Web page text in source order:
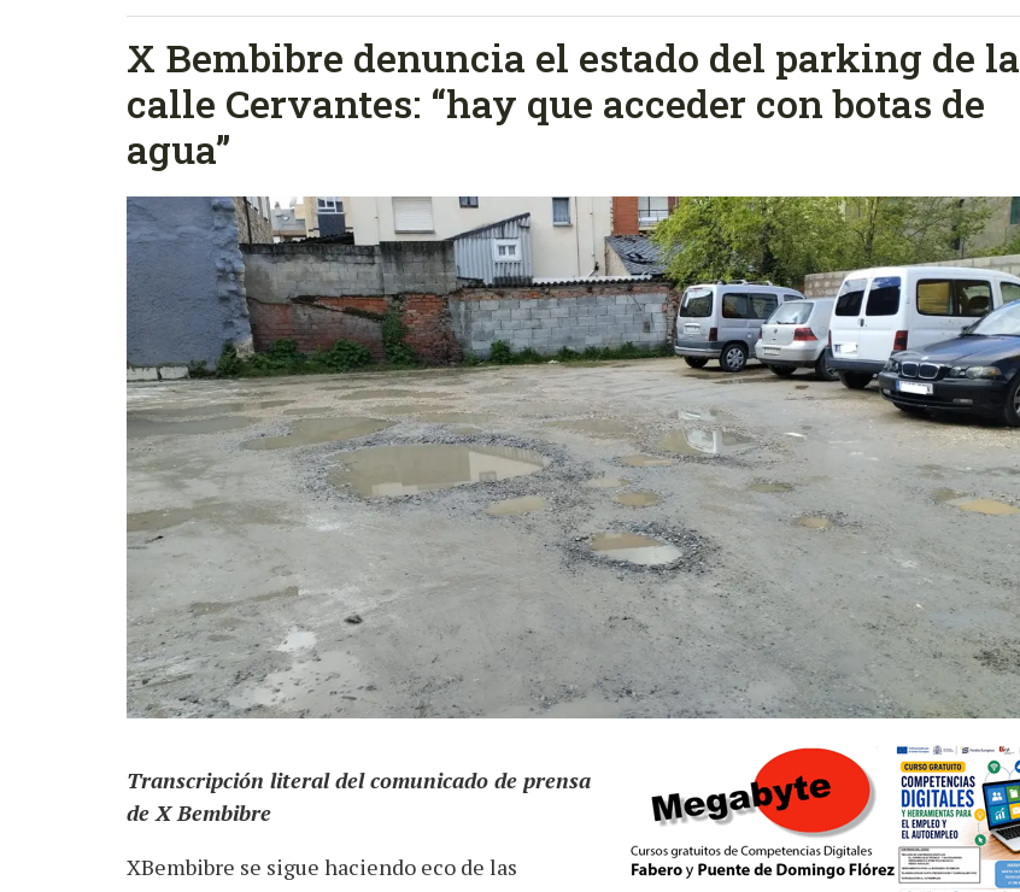
X Bembibre denuncia el estado del parking de la
calle Cervantes: “hay que acceder con botas de
agua”
Transcripción literal del comunicado de prensa
de X Bembibre
XBembibre se sigue haciendo eco de las